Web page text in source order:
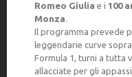
Romeo Giulia e i 100
Monza.
Il programma prevede
leggendarie curve
Formula 1, turni a tutta
allacciate per gli